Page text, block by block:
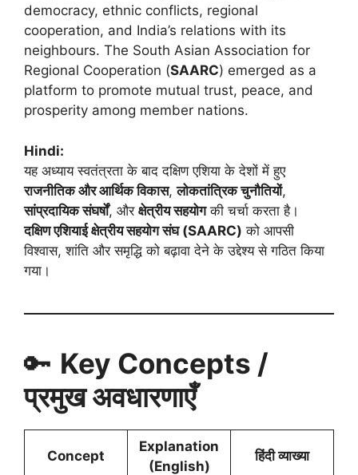
democracy, ethnic conflicts, regional
cooperation, and India’s relations with its
neighbours. The South Asian Association for
Regional Cooperation (SAARC) emerged as a
platform to promote mutual trust, peace, and
prosperity among member nations.
Hindi:
यह अध्याय स्वतंत्रता के बाद दक्षिण एशिया के देशों में हुए
राजनीतिक और आर्थिक विकास,लोकतांत्रिक चुनौतियों,
सांप्रदायिक संघर्षों, और क्षेत्रीय सहयोगकी चर्चा करता है।
दक्षिण एशियाई क्षेत्रीय सहयोग संघ (SAARC) को आपसी
विश्वास, शांति और समृद्धि को बढ़ावा देने के उद्देश्य से गठित किया
गया।
🔑 Key Concepts /
प्रमुख अवधारणाएँ
Concept
Explanation
(English)
हिंदी व्याख्या